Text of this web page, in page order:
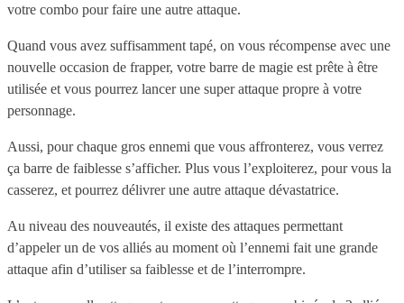
votre combo pour faire une autre attaque.
Quand vous avez suffisamment tapé, on vous récompense avec une
nouvelle occasion de frapper, votre barre de magie est prête à être
utilisée et vous pourrez lancer une super attaque propre à votre
personnage.
Aussi, pour chaque gros ennemi que vous affronterez, vous verrez
ça barre de faiblesse s’afficher. Plus vous l’exploiterez, pour vous la
casserez, et pourrez délivrer une autre attaque dévastatrice.
Au niveau des nouveautés, il existe des attaques permettant
d’appeler un de vos alliés au moment où l’ennemi fait une grande
attaque afin d’utiliser sa faiblesse et de l’interrompre.